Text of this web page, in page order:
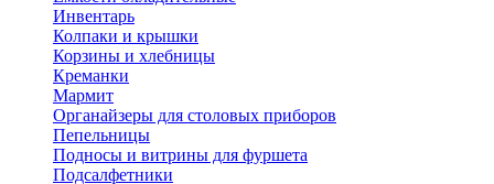
Инвентарь
Колпаки и крышки
Корзины и хлебницы
Креманки
Мармит
Органайзеры для столовых приборов
Пепельницы
Подносы и витрины для фуршета
Подсалфетники